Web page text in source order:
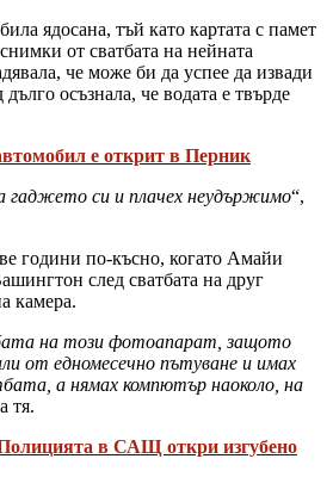
ядосана, тъй като картата с памет
от сватбата на нейната
че може би да успее да извади
осъзнала, че водата е твърде
е открит в Перник
гаджето си и плачех неудържимо“,
години по-късно, когато Амайи
след сватбата на друг
камера.
на този фотоапарат, защото
от едномесечно пътуване и имах
а нямах компютър наоколо, на
тя.
в САЩ откри изгубено